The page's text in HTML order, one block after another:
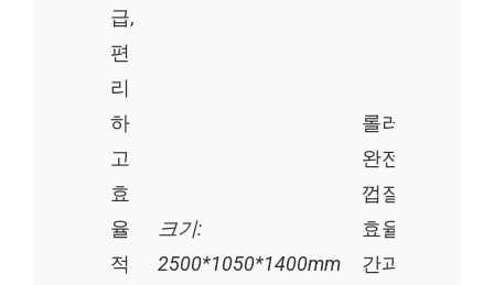
급,
편
리
하
고
효
율
적
크기:
2500*1050*1400mm
롤러 길이:
완전 자동 감
껍질 벗기기
효율과 에너지
간과 노력을